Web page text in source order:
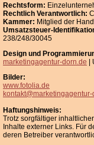
Rechtsform:
Rechtlich Verantwortlich:
Kammer: Mitglied der
Umsatzsteuer-
238/248/30045
Design und
marketingagentur-dorn.de |
Bilder:
www.fotolia.de
kontakt@marketingagentur-
Haftungshinweis:
Trotz sorgfältiger
Inhalte externer Links. Für
deren Betreiber